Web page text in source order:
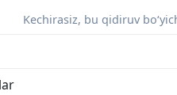
Kechirasiz, bu qidiruv